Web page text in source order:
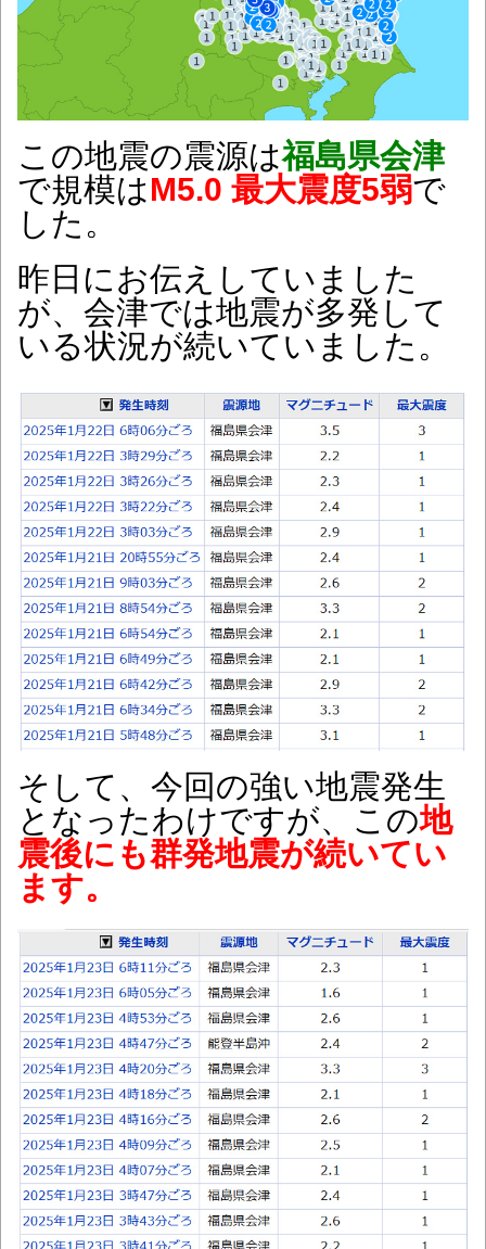
この地震の震源は福島県会津
で規模はM5.0 最大震度5弱で
した。
昨日にお伝えしていました
が、会津では地震が多発して
いる状況が続いていました。
そして、今回の強い地震発生
となったわけですが、この地
震後にも群発地震が続いてい
ます。